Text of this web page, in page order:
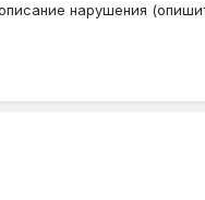
нарушения